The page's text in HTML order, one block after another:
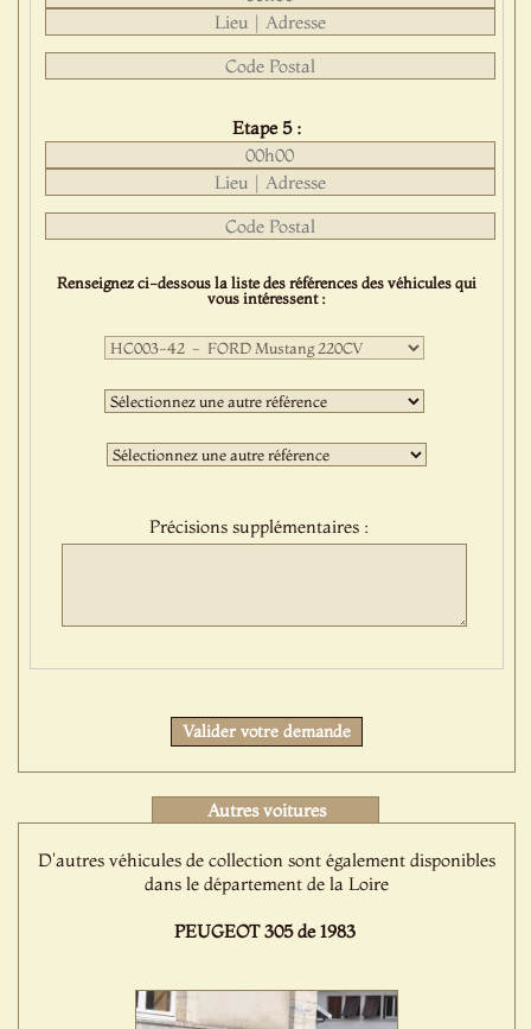
Etape 5 :
Renseignez ci-dessous la liste des références des véhicules qui
vous intéressent :
Première
sélection
:Deuxième
sélection
:Troisième
sélection
Précisions supplémentaires :
Valider votre demande
Autres voitures
D'autres véhicules de collection sont également disponibles
dans le département de la Loire
PEUGEOT 305 de 1983